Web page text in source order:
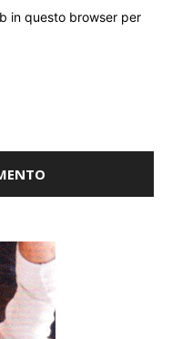
in questo browser per